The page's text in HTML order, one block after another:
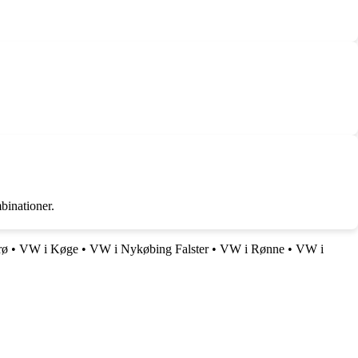
• VW i Køge • VW i Nykøbing Falster• VW i Rønne • VW i